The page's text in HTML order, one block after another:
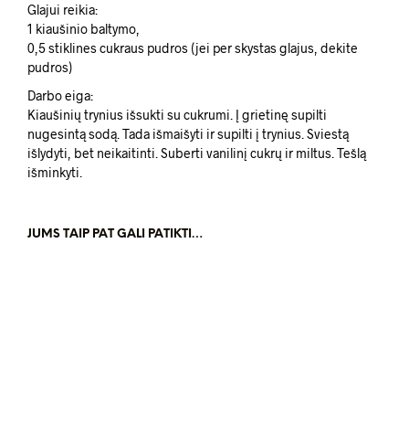
Glajui reikia:
1 kiaušinio baltymo,
0,5 stiklines cukraus pudros (jei per skystas glajus, dekite
pudros)
Darbo eiga:
Kiaušinių trynius išsukti su cukrumi. Į grietinę supilti
nugesintą sodą. Tada išmaišyti ir supilti į trynius. Sviestą
išlydyti, bet neikaitinti. Suberti vanilinį cukrų ir miltus. Tešlą
išminkyti.
JUMS TAIP PAT GALI PATIKTI…